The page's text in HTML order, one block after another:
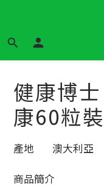
健康博
康60粒裝
產地	澳大利亞